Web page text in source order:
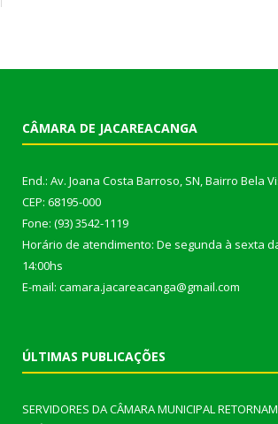
CÂMARA DE JACAREACANGA
End.: Av. Joana Costa Barroso, SN, Bairro Bela
CEP: 68195-000
Fone: (93) 3542-1119
Horário de atendimento: De segunda à sexta
14:00hs
E-mail: camara.jacareacanga@gmail.com
ÚLTIMAS PUBLICAÇÕES
SERVIDORES DA CÂMARA MUNICIPAL